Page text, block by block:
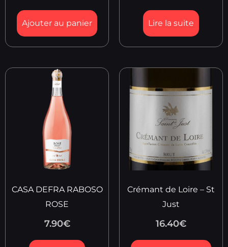
Ajouter au panier Lire la suite
CASA DEFRA RABOSO
ROSE
7.90€
Crémant de Loire – St
Just
16.40€